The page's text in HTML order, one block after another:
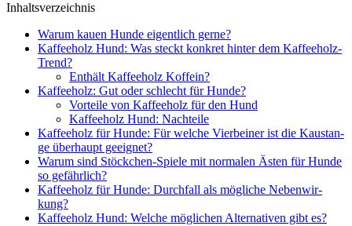
Inhalts­ver­zeich­nis
War­um kau­en Hun­de eigent­lich ger­ne?
Kaf­fee­holz Hund: Was steckt kon­kret hin­ter dem Kaf­fee­holz-
Trend?
Ent­hält Kaf­fee­holz Kof­fe­in?
Kaf­fee­holz: Gut oder schlecht für Hun­de?
Vor­tei­le von Kaf­fee­holz für den Hund
Kaf­fee­holz Hund: Nach­tei­le
Kaf­fee­holz für Hun­de: Für wel­che Vier­bei­ner ist die Kau­stan­
ge über­haupt geeig­net?
War­um sind Stöck­chen-Spie­le mit nor­ma­len Ästen für Hun­de
so gefähr­lich?
Kaf­fee­holz für Hun­de: Durch­fall als mög­li­che Neben­wir­
kung?
Kaf­fee­holz Hund: Wel­che mög­li­chen Alter­na­ti­ven gibt es?